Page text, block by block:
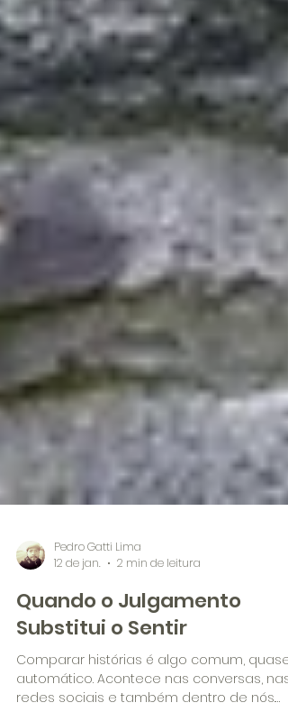
Pedro Gatti Lima
12 de jan.
2 min de leitura
Quando o Julgamento
Substitui o Sentir